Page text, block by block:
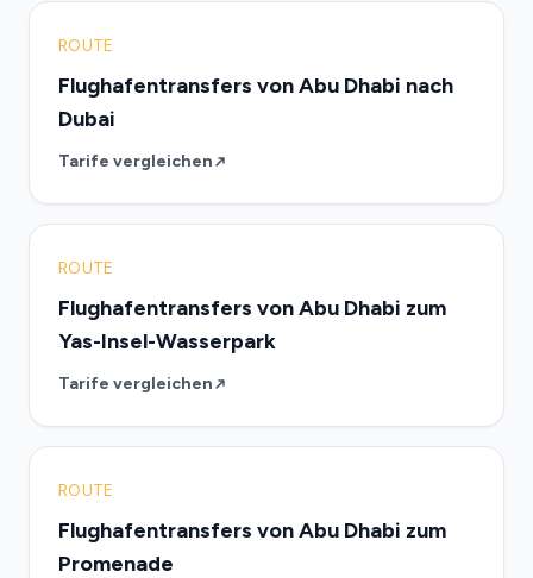
ROUTE
Flughafentransfers von Abu Dhabi nach
Dubai
Tarife vergleichen
ROUTE
Flughafentransfers von Abu Dhabi zum
Yas-Insel-Wasserpark
Tarife vergleichen
ROUTE
Flughafentransfers von Abu Dhabi zum
Promenade